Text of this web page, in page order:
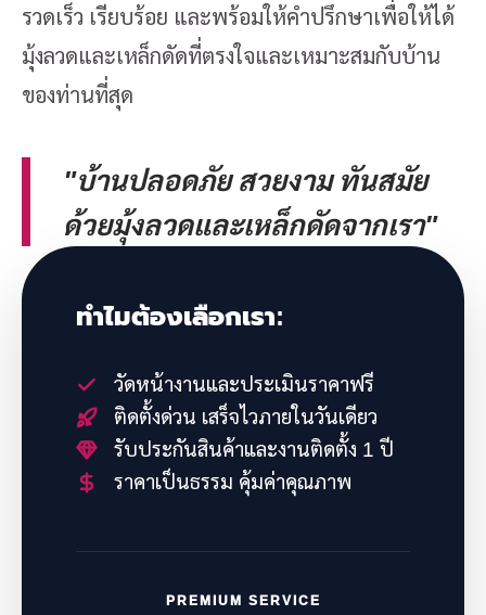
รวดเร็ว เรียบร้อย และพร้อมให้คำปรึกษาเพื่อให้ได้
มุ้งลวดและเหล็กดัดที่ตรงใจและเหมาะสมกับบ้าน
ของท่านที่สุด
"บ้านปลอดภัย สวยงาม ทันสมัย
ด้วยมุ้งลวดและเหล็กดัดจากเรา"
ทำไมต้องเลือกเรา:
วัดหน้างานและประเมินราคาฟรี
ติดตั้งด่วน เสร็จไวภายในวันเดียว
รับประกันสินค้าและงานติดตั้ง 1 ปี
ราคาเป็นธรรม คุ้มค่าคุณภาพ
PREMIUM SERVICE